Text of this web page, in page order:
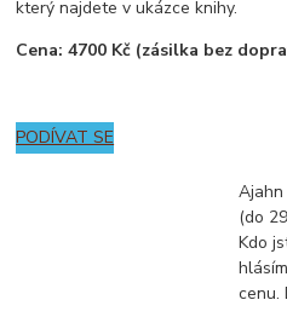
který najdete v ukázce knihy.
Cena: 4700 Kč (zásilka bez
PODÍVAT SE
(do
Kdo
cenu.